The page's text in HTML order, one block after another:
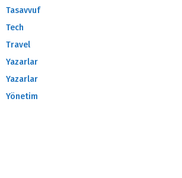
Tasavvuf
Tech
Travel
Yazarlar
Yazarlar
Yönetim